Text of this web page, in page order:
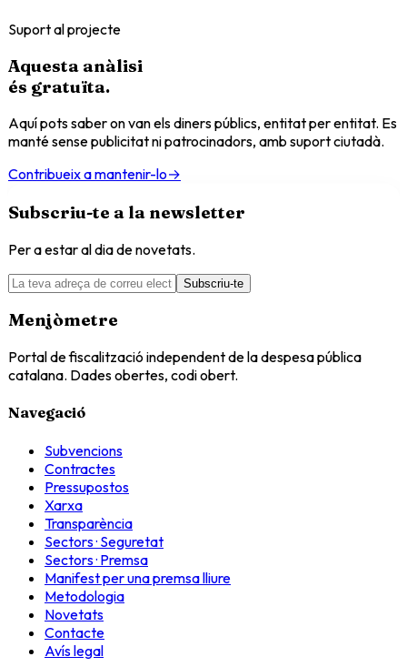
Suport al projecte
Aquesta anàlisi
és gratuïta.
Aquí pots saber on van els diners públics, entitat per entitat. Es
manté sense publicitat ni patrocinadors, amb suport ciutadà.
Contribueix a mantenir-lo→
Subscriu-te a la newsletter
Per a estar al dia de novetats.
Subscriu-te
Menjòmetre
Portal de fiscalització independent de la despesa pública
catalana. Dades obertes, codi obert.
Navegació
Subvencions
Contractes
Pressupostos
Xarxa
Transparència
Sectors · Seguretat
Sectors · Premsa
Manifest per una premsa lliure
Metodologia
Novetats
Contacte
Avís legal